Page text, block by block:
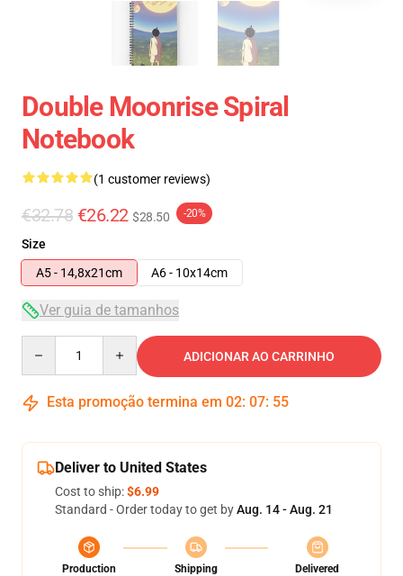
Double Moonrise Spiral
Notebook
(1 customer reviews)
€32.78 €26.22 $28.50 -20%
Size
A5 - 14,8x21cm
A6 - 10x14cm
Ver guia de tamanhos
ADICIONAR AO CARRINHO
Esta promoção termina em 02: 07: 54
Deliver to United States
Cost to ship:$6.99
Standard - Order today to get byAug. 14 - Aug. 21
Production
Shipping
Delivered